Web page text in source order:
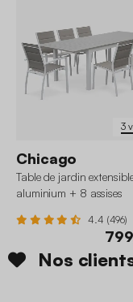
3
Chicago
Table de jardin
aluminium + 8 assises
4.4 (496)
Nos